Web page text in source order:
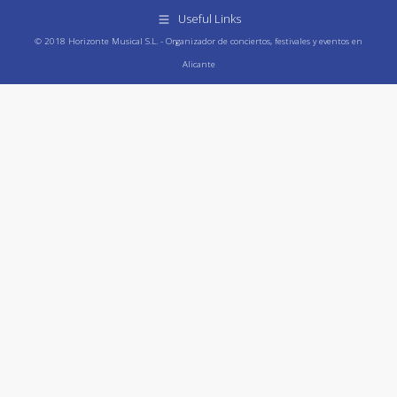
Useful Links
© 2018 Horizonte Musical S.L. - Organizador de conciertos, festivales y eventos en
Alicante